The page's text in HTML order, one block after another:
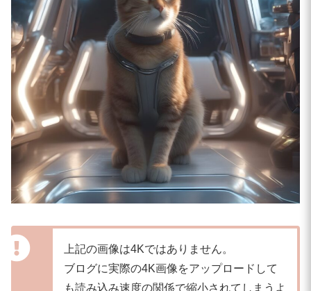
上記の画像は4Kではありません。
ブログに実際の4K画像をアップロードして
も読み込み速度の関係で縮小されてしまうよ